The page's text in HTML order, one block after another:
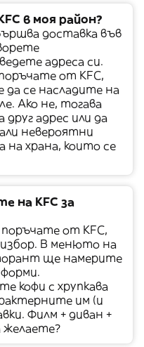
в моя район?
доставка във
адреса си.
от KFC,
да се насладите на
Ако не, тогава
адрес или да
невероятни
на храна, които се
на KFC за
поръчате от KFC,
избор. В менюто на
ще намерите
кофи с хрупкава
им (и
Филм + диван +
желаете?